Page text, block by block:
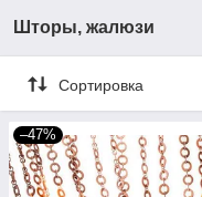
Шторы, жалюзи
Сортировка
–47%